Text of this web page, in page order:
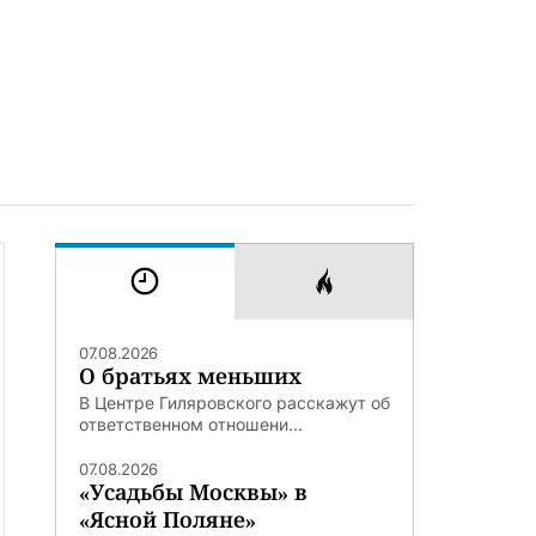
07.08.2026
О братьях меньших
В Центре Гиляровского расскажут об
ответственном отношени...
07.08.2026
«Усадьбы Москвы» в
«Ясной Поляне»